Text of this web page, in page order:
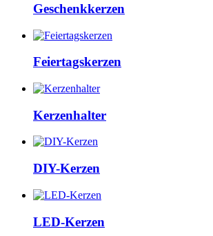
Geschenkkerzen
Feiertagskerzen
Kerzenhalter
DIY-Kerzen
LED-Kerzen